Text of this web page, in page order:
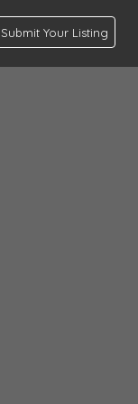
Submit Your Listing